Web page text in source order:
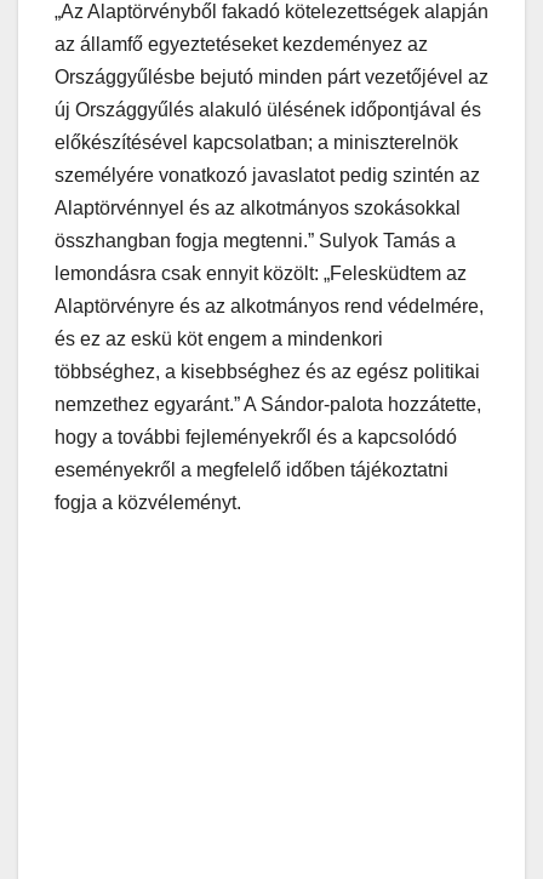
„Az Alaptörvényből fakadó kötelezettségek alapján
az államfő egyeztetéseket kezdeményez az
Országgyűlésbe bejutó minden párt vezetőjével az
új Országgyűlés alakuló ülésének időpontjával és
előkészítésével kapcsolatban; a miniszterelnök
személyére vonatkozó javaslatot pedig szintén az
Alaptörvénnyel és az alkotmányos szokásokkal
összhangban fogja megtenni.” Sulyok Tamás a
lemondásra csak ennyit közölt: „Felesküdtem az
Alaptörvényre és az alkotmányos rend védelmére,
és ez az eskü köt engem a mindenkori
többséghez, a kisebbséghez és az egész politikai
nemzethez egyaránt.” A Sándor-palota hozzátette,
hogy a további fejleményekről és a kapcsolódó
eseményekről a megfelelő időben tájékoztatni
fogja a közvéleményt.